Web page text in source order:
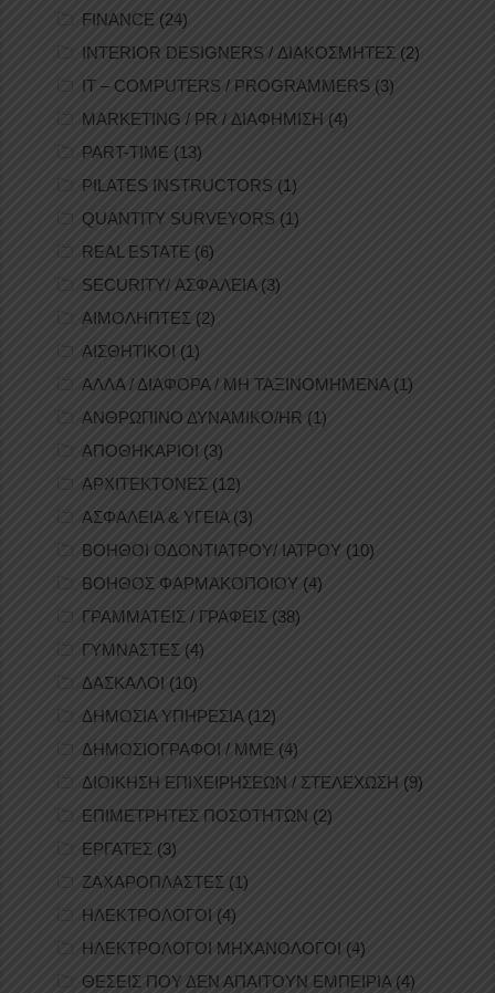
FINANCE (24)
INTERIOR DESIGNERS / ΔΙΑΚΟΣΜΗΤΕΣ (2)
IT – COMPUTERS / PROGRAMMERS (3)
MARKETING / PR / ΔΙΑΦΗΜΙΣΗ (4)
PART-TIME (13)
PILATES INSTRUCTORS (1)
QUANTITY SURVEYORS (1)
REAL ESTATE (6)
SECURITY/ ΑΣΦΑΛΕΙΑ(3)
ΑΙΜΟΛΗΠΤΕΣ (2)
ΑΙΣΘΗΤΙΚΟΙ (1)
ΑΛΛΑ / ΔΙΑΦΟΡΑ / ΜΗ ΤΑΞΙΝΟΜΗΜΕΝΑ(1)
ΑΝΘΡΩΠΙΝΟ ΔΥΝΑΜΙΚΟ/HR (1)
ΑΠΟΘΗΚΑΡΙΟΙ (3)
ΑΡΧΙΤΕΚΤΟΝΕΣ (12)
ΑΣΦΑΛΕΙΑ & ΥΓΕΙΑ(3)
ΒΟΗΘΟΙ ΟΔΟΝΤΙΑΤΡΟΥ/ ΙΑΤΡΟΥ (10)
ΒΟΗΘΟΣ ΦΑΡΜΑΚΟΠΟΙΟΥ (4)
ΓΡΑΜΜΑΤΕΙΣ / ΓΡΑΦΕΙΣ (38)
ΓΥΜΝΑΣΤΕΣ (4)
ΔΑΣΚΑΛΟΙ (10)
ΔΗΜΟΣΙΑ ΥΠΗΡΕΣΙΑ(12)
ΔΗΜΟΣΙΟΓΡΑΦΟΙ / ΜΜΕ (4)
ΔΙΟΙΚΗΣΗ ΕΠΙΧΕΙΡΗΣΕΩΝ / ΣΤΕΛΕΧΩΣΗ (9)
ΕΠΙΜΕΤΡΗΤΕΣ ΠΟΣΟΤΗΤΩΝ (2)
ΕΡΓΑΤΕΣ (3)
ΖΑΧΑΡΟΠΛΑΣΤΕΣ (1)
ΗΛΕΚΤΡΟΛΟΓΟΙ (4)
ΗΛΕΚΤΡΟΛΟΓΟΙ ΜΗΧΑΝΟΛΟΓΟΙ (4)
ΘΕΣΕΙΣ ΠΟΥ ΔΕΝ ΑΠΑΙΤΟΥΝ ΕΜΠΕΙΡΙΑ (4)